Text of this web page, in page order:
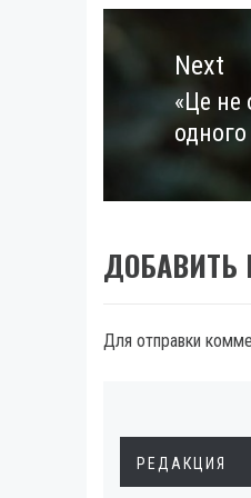
Next
Next
post:
«Це не
ДОБАВИТЬ
Для отправки
РЕДАКЦИЯ